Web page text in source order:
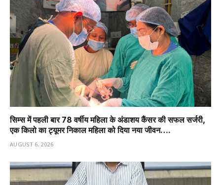
सिम्स में पहली बार 78 वर्षीय महिला के अंडाशय कैंसर की सफल सर्जरी,
एक किलो का ट्यूमर निकाल महिला को दिया नया जीवन….
AUGUST 6, 2026